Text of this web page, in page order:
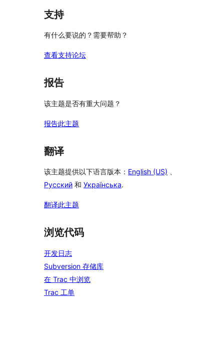
支持
有什么要说的？需要帮助？
查看支持论坛
报告
该主题是否有重大问题？
报告此主题
翻译
该主题提供以下语言版本： English (US) 、
Русский 和 Українська.
翻译此主题
浏览代码
开发日志
Subversion 存储库
在 Trac 中浏览
Trac 工单